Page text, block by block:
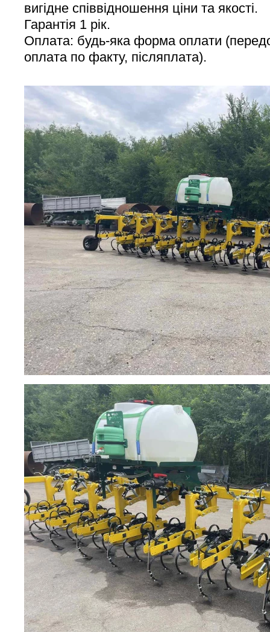
вигідне співвідношення ціни та якості.
Гарантія 1 рік.
Оплата: будь-яка форма оплати
оплата по факту, післяплата).